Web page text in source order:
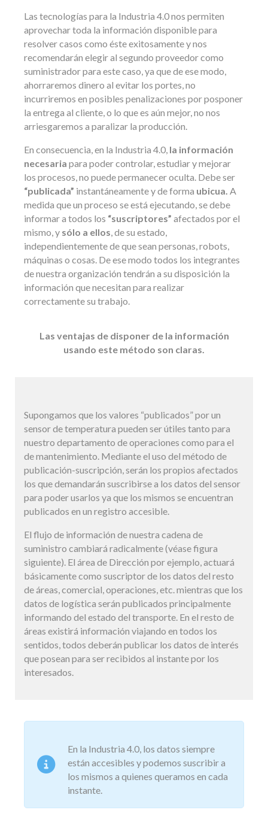
Las tecnologías para la Industria 4.0 nos permiten
aprovechar toda la información disponible para
resolver casos como éste exitosamente y nos
recomendarán elegir al segundo proveedor como
suministrador para este caso, ya que de ese modo,
ahorraremos dinero al evitar los portes, no
incurriremos en posibles penalizaciones por posponer
la entrega al cliente, o lo que es aún mejor, no nos
arriesgaremos a paralizar la producción.
En consecuencia, en la Industria 4.0, la información
necesaria para poder controlar, estudiar y mejorar
los procesos, no puede permanecer oculta. Debe ser
“publicada” instantáneamente y de forma ubicua. A
medida que un proceso se está ejecutando, se debe
informar a todos los “suscriptores” afectados por el
mismo, y sólo a ellos , de su estado,
independientemente de que sean personas, robots,
máquinas o cosas. De ese modo todos los integrantes
de nuestra organización tendrán a su disposición la
información que necesitan para realizar
correctamente su trabajo.
Las ventajas de disponer de la información
usando este método son claras.
Supongamos que los valores “publicados” por un
sensor de temperatura pueden ser útiles tanto para
nuestro departamento de operaciones como para el
de mantenimiento. Mediante el uso del método de
publicación-suscripción, serán los propios afectados
los que demandarán suscribirse a los datos del sensor
para poder usarlos ya que los mismos se encuentran
publicados en un registro accesible.
El flujo de información de nuestra cadena de
suministro cambiará radicalmente (véase figura
siguiente). El área de Dirección por ejemplo, actuará
básicamente como suscriptor de los datos del resto
de áreas, comercial, operaciones, etc. mientras que los
datos de logística serán publicados principalmente
informando del estado del transporte. En el resto de
áreas existirá información viajando en todos los
sentidos, todos deberán publicar los datos de interés
que posean para ser recibidos al instante por los
interesados.
En la Industria 4.0, los datos siempre
están accesibles y podemos suscribir a
los mismos a quienes queramos en cada
instante.